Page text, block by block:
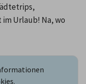
Urlaub! Na, wo